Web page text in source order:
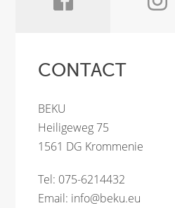
CONTACT
BEKU
Heiligeweg 75
1561 DG Krommenie
Tel: 075-6214432
Email: info@beku.eu